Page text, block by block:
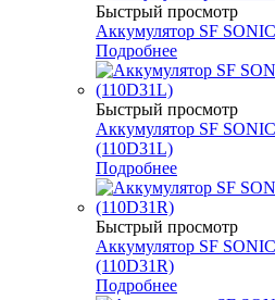
Быстрый просмотр
Аккумулятор SF
Подробнее
Быстрый просмотр
Аккумулятор SF
(110D31L)
Подробнее
Быстрый просмотр
Аккумулятор SF
(110D31R)
Подробнее